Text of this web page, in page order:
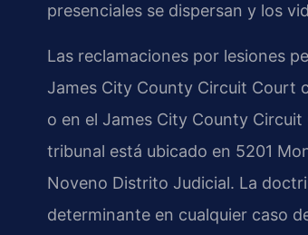
presenciales se dispersan y los
Las reclamaciones por lesiones
James City County Circuit Court
o en el James City County
tribunal está ubicado en 5201
Noveno Distrito Judicial. La
determinante en cualquier caso